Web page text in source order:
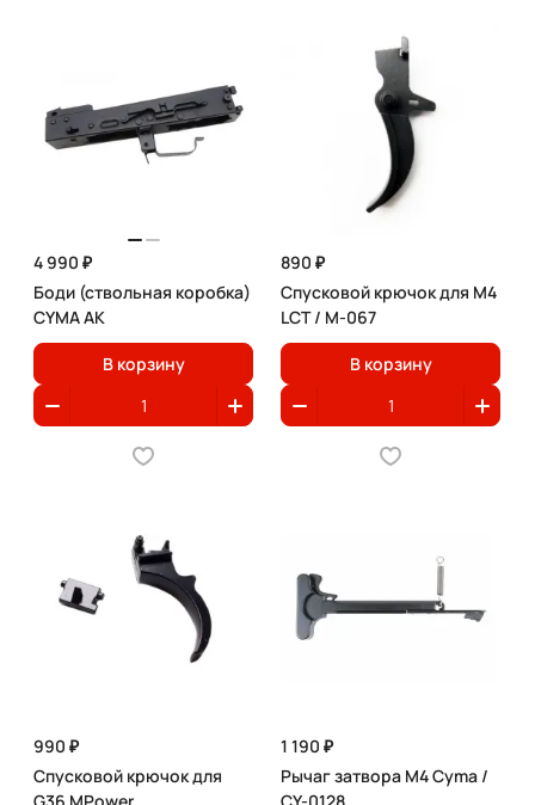
4 990 ₽
Боди (ствольная коробка)
CYMA AK
В корзину
890 ₽
Спусковой крючок для M4
LCT / M-067
В корзину
990 ₽
Спусковой крючок для
1 190 ₽
Рычаг затвора M4 Cyma /